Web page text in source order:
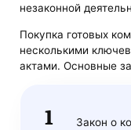
незаконной
Покупка готовых
несколькими
актами. Основные
Закон о